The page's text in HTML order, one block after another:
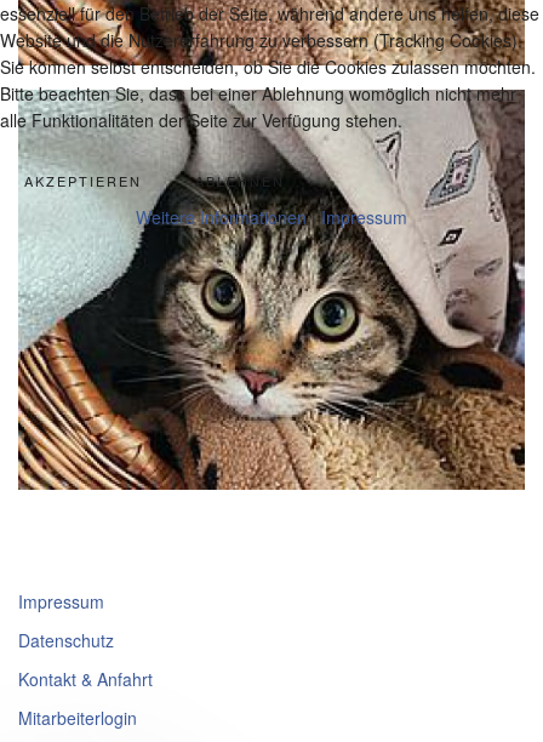
Impressum
Datenschutz
Kontakt & Anfahrt
Mitarbeiterlogin
essenziell für den Betrieb der Seite, während andere uns helfen, diese
Website und die Nutzererfahrung zu verbessern (Tracking Cookies).
Sie können selbst entscheiden, ob Sie die Cookies zulassen möchten.
Bitte beachten Sie, dass bei einer Ablehnung womöglich nicht mehr
alle Funktionalitäten der Seite zur Verfügung stehen.
AKZEPTIEREN ABLEHNEN
Weitere Informationen|Impressum